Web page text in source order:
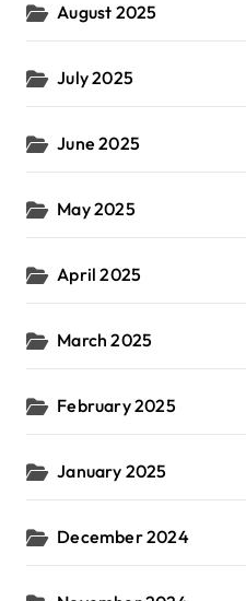
August 2025
July 2025
June 2025
May 2025
April 2025
March 2025
February 2025
January 2025
December 2024